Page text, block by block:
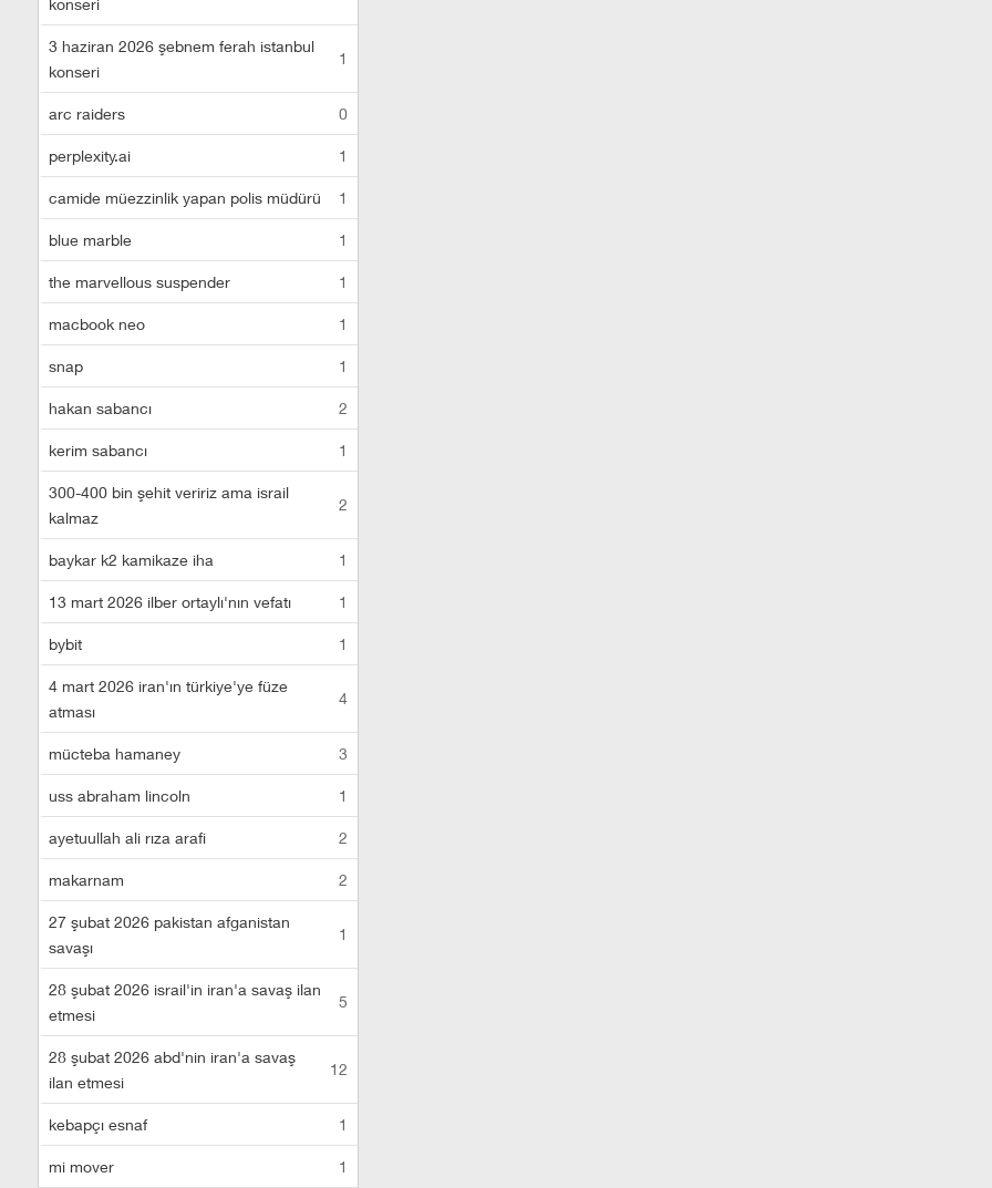
konseri
3 haziran 2026 şebnem ferah istanbul
konseri
1
arc raiders 0
perplexity.ai 1
camide müezzinlik yapan polis müdürü 1
blue marble 1
the marvellous suspender 1
macbook neo 1
snap 1
hakan sabancı 2
kerim sabancı 1
300-400 bin şehit veririz ama israil
kalmaz
2
baykar k2 kamikaze iha 1
13 mart 2026 ilber ortaylı'nın vefatı 1
bybit 1
4 mart 2026 iran'ın türkiye'ye füze
atması
4
mücteba hamaney 3
uss abraham lincoln 1
ayetuullah ali rıza arafi 2
makarnam 2
27 şubat 2026 pakistan afganistan
savaşı
1
28 şubat 2026 israil'in iran'a savaş ilan
etmesi
5
28 şubat 2026 abd'nin iran'a savaş
ilan etmesi
12
kebapçı esnaf 1
mi mover 1